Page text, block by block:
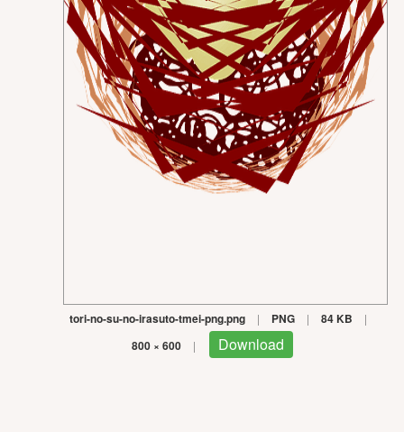
tori-no-su-no-irasuto-tmei-png.png | PNG | 84 KB |
800 × 600 | Download